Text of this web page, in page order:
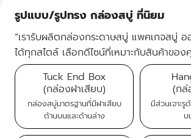
รูปแบบ/รูปทรง กล่องสบู่ ที่นิยม
“เรารับผลิตกล่องกระดาษสบู่ แพคเกจสบู่
ได้ทุกสไตล์ เลือกดีไซน์ที่เหมาะกับสินค้าขอ
Tuck End Box
(กล่องฝาเสียบ)
กล่องสบู่มาตรฐานที่มีฝาเสียบ
ด้านบนและด้านล่าง
(กล่
มีส่วนเจาะ
บ